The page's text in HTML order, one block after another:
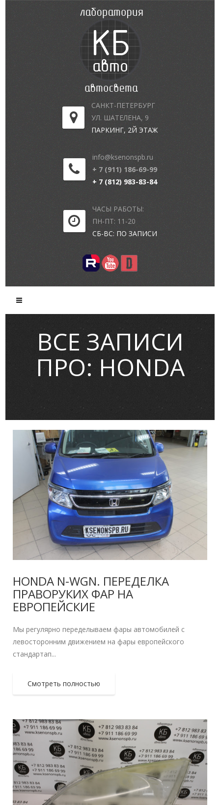
САНКТ-ПЕТЕРБУРГ
УЛ. ШАТЕЛЕНА, 9
ПАРКИНГ, 2Й ЭТАЖ
info@ksenonspb.ru
+ 7 (911) 186-69-99
+ 7 (812) 983-83-84
ЧАСЫ РАБОТЫ:
ПН-ПТ: 11-20
СБ-ВС: ПО ЗАПИСИ
ВСЕ ЗАПИСИ
ПРО: HONDA
HONDA N-WGN. ПЕРЕДЕЛКА
ПРАВОРУКИХ ФАР НА
ЕВРОПЕЙСКИЕ
Мы регулярно переделываем фары автомобилей с
левосторонним движением на фары европейского
стандартап...
Смотреть полностью